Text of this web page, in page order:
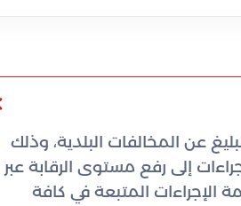
عن المخالفات البلدية، وذلك
إلى رفع مستوى الرقابة عبر
الإجراءات المتبعة في كافة